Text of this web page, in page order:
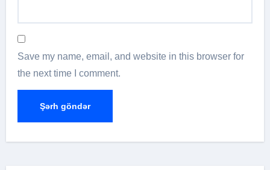
Save my name, email, and website in this browser for
the next time I comment.